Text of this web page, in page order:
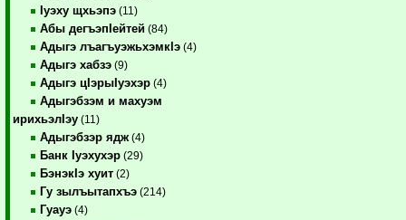
Iуэху щхьэпэ (11)
Абы дегъэпIейтей (84)
Адыгэ лъагъуэжьхэмкIэ (4)
Адыгэ хабзэ (9)
Адыгэ цIэрыIуэхэр (4)
Адыгэбзэм и махуэм
ирихьэлIэу (11)
Адыгэбзэр ядж (4)
Банк Iуэхухэр (29)
БэнэкIэ хуит (2)
Гу зылъытапхъэ (214)
Гуауэ (4)